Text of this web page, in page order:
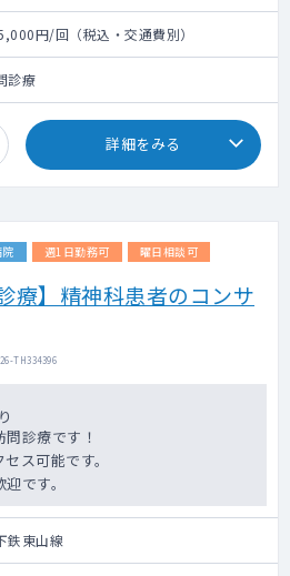
円/回（税込・交通費別）
診療
詳細をみる
週1日勤務可 曜日相談可
療】精神科患者のコンサ
TH334396
診療です！
ス可能です。
です。
鉄東山線